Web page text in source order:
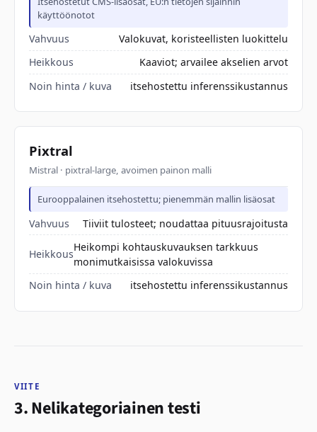
käyttöönotot
Vahvuus
Valokuvat, koristeellisten luokittelu
Heikkous
Kaaviot; arvailee akselien arvot
Noin hinta / kuva
itsehostettu inferenssikustannus
Pixtral
Mistral · pixtral-large, avoimen painon malli
Eurooppalainen itsehostettu; pienemmän mallin lisäosat
Vahvuus Tiiviit tulosteet; noudattaa pituusrajoitusta
Heikkous
Heikompi kohtauskuvauksen tarkkuus
monimutkaisissa valokuvissa
Noin hinta / kuva
itsehostettu inferenssikustannus
VIITE
3. Nelikategoriainen testi